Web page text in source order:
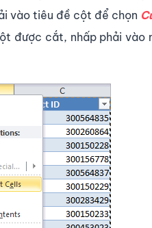
vào tiêu đề cột để chọn
được cắt, nhấp phải vào